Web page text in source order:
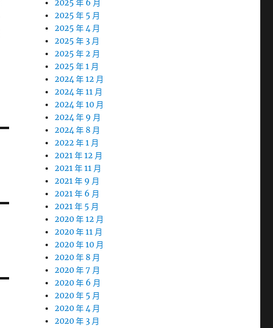
2025 年 6 月
2025 年 5 月
2025 年 4 月
2025 年 3 月
2025 年 2 月
2025 年 1 月
2024 年 12 月
2024 年 11 月
2024 年 10 月
2024 年 9 月
2024 年 8 月
2022 年 1 月
2021 年 12 月
2021 年 11 月
2021 年 9 月
2021 年 6 月
2021 年 5 月
2020 年 12 月
2020 年 11 月
2020 年 10 月
2020 年 8 月
2020 年 7 月
2020 年 6 月
2020 年 5 月
2020 年 4 月
2020 年 3 月